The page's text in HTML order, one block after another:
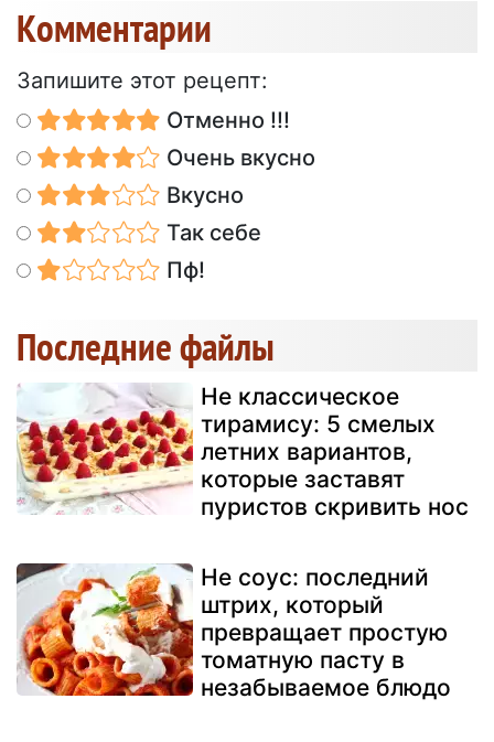
Kомментарии
Запишите этот рецепт:
Отменно !!!
Очень вкусно
Вкусно
Так себе
Пф!
Последние файлы
Не классическое
тирамису: 5 смелых
летних вариантов,
которые заставят
пуристов скривить нос
Не соус: последний
штрих, который
превращает простую
томатную пасту в
незабываемое блюдо